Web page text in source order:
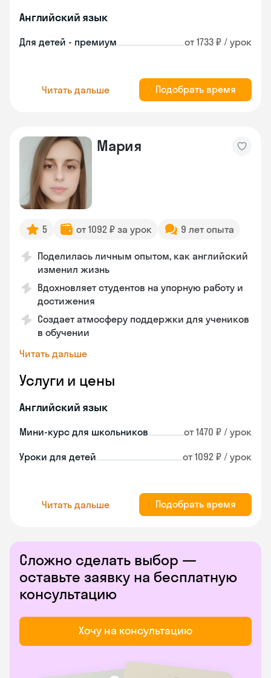
Английский язык
Для детей - премиум от 1733 ₽ / урок
Читать дальше Подобрать время
Мария
5 от 1092 ₽ за урок 9 лет опыта
Поделилась личным опытом, как английский
изменил жизнь
Вдохновляет студентов на упорную работу и
достижения
Создает атмосферу поддержки для учеников
в обучении
Читать дальше
Услуги и цены
Английский язык
Мини-курс для школьников от 1470 ₽ / урок
Уроки для детей от 1092 ₽ / урок
Читать дальше Подобрать время
Сложно сделать выбор —
оставьте заявку на бесплатную
консультацию
Хочу на консультацию